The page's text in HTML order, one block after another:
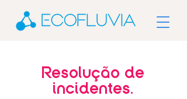
Resolução de
incidentes.